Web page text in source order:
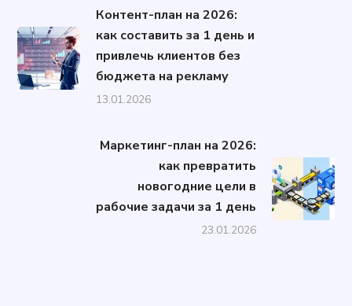
Контент-план на 2026:
как составить за 1 день и
привлечь клиентов без
бюджета на рекламу
13.01.2026
Маркетинг-план на 2026:
как превратить
новогодние цели в
рабочие задачи за 1 день
23.01.2026